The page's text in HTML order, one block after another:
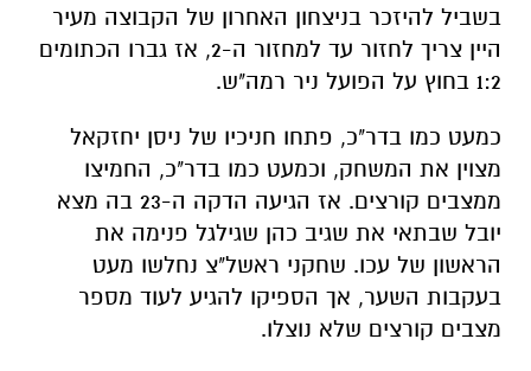
בשביל להיזכר בניצחון האחרון של הקבוצה מעיר
היין צריך לחזור עד למחזור ה-2, אז גברו הכתומים
1:2 בחוץ על הפועל ניר רמה"ש.
כמעט כמו בדר"כ, פתחו חניכיו של ניסן יחזקאל
מצוין את המשחק, וכמעט כמו בדר"כ, החמיצו
ממצבים קורצים. אז הגיעה הדקה ה-23 בה מצא
יובל שבתאי את שגיב כהן שגילגל פנימה את
הראשון של עכו. שחקני ראשל"צ נחלשו מעט
בעקבות השער, אך הספיקו להגיע לעוד מספר
מצבים קורצים שלא נוצלו.